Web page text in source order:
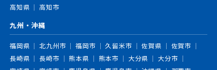
高知県
高知市
九州・沖縄
福岡県 北九州市 福岡市 久留米市 佐賀県
佐賀市
長崎県
長崎市 熊本県 熊本市 大分県
大分市